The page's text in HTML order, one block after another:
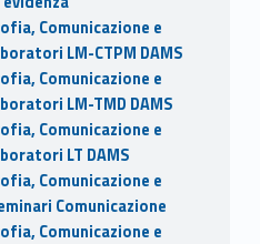
Comunicazione e
LM-CTPM DAMS
Comunicazione e
LM-TMD DAMS
Comunicazione e
LT DAMS
Comunicazione e
Comunicazione
Comunicazione e